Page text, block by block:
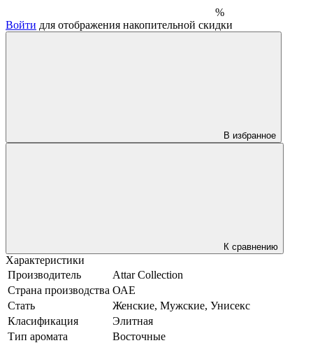
%
Войти для отображения накопительной скидки
В избранное
К сравнению
Характеристики
Производитель
Attar Collection
Страна производства ОАЕ
Стать
Женские, Мужские, Унисекс
Класификация
Элитная
Тип аромата
Восточные